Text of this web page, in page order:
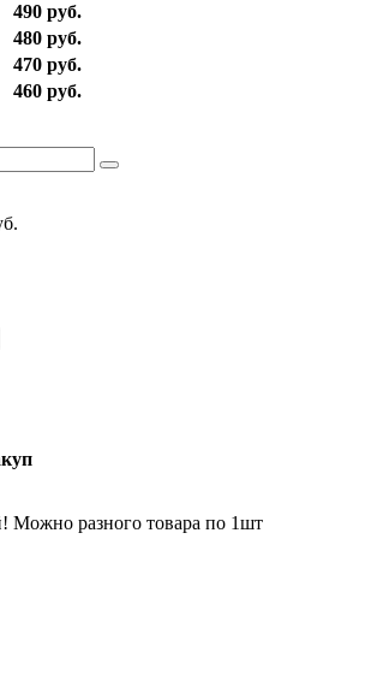
490 руб.
480 руб.
470 руб.
460 руб.
Можно разного товара по 1шт